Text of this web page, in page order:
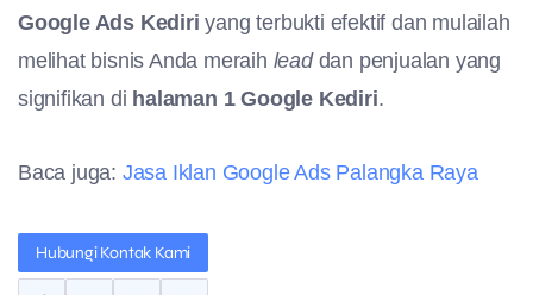
Google Ads Kediri yang terbukti efektif dan mulailah
melihat bisnis Anda meraih leaddan penjualan yang
signifikan di halaman 1 Google Kediri.
Baca juga: Jasa Iklan Google Ads Palangka Raya
Hubungi Kontak Kami